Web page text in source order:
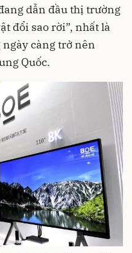
dẫn đầu thị trường
đổi sao rời”, nhất là
càng trở nên
Quốc.